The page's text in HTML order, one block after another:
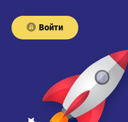
Войти